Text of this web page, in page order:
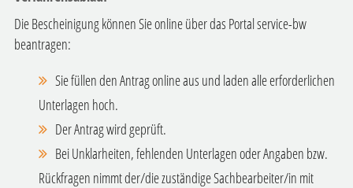
Die Bescheinigung können Sie online über das Portal service-bw
beantragen:
Sie füllen den Antrag online aus und laden alle erforderlichen
Unterlagen hoch.
Der Antrag wird geprüft.
Bei Unklarheiten, fehlenden Unterlagen oder Angaben bzw.
Rückfragen nimmt der/die zuständige Sachbearbeiter/in mit